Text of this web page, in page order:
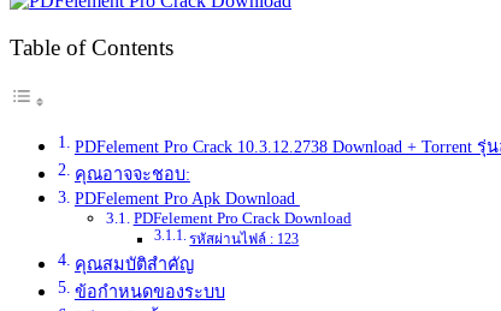
Table of Contents
PDFelement Pro Crack 10.3.12.2738 Download + Torrent รุ่
คุณอาจจะชอบ:
PDFelement Pro Apk Download
PDFelement Pro Crack Download
รหัสผ่านไฟล์ : 123
คุณสมบัติสำคัญ
ข้อกำหนดของระบบ